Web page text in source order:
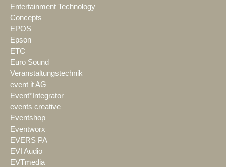
Entertainment Technology
Concepts
EPOS
Epson
ETC
Euro Sound
Veranstaltungstechnik
event it AG
Event*Integrator
events creative
Eventshop
Eventworx
EVERS PA
EVI Audio
EVTmedia